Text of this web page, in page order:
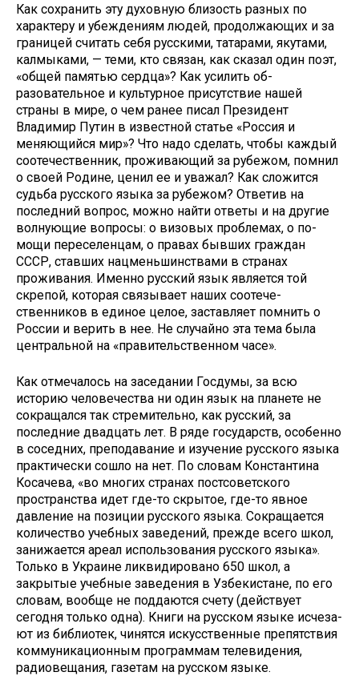
Как сохранить эту духовную бли­зость разных по
характеру и убежде­ниям людей, продолжающих и за
гра­ницей считать себя русскими, татара­ми, якутами,
калмыками, — теми, кто связан, как сказал один поэт,
«общей памятью сердца»? Как усилить об­
разовательное и культурное присут­ствие нашей
страны в мире, о чем ра­нее писал Президент
Владимир Путин в известной статье «Россия и
меняю­щийся мир»? Что надо сделать, чтобы каждый
соотечественник, проживающий за рубежом, помнил
о своей Ро­дине, ценил ее и уважал? Как сложит­ся
судьба русского языка за рубежом? Ответив на
последний вопрос, можно найти ответы и на другие
волнующие вопросы: о визовых проблемах, о по­
мощи переселенцам, о правах бывших граждан
СССР, ставших нацменьшин­ствами в странах
проживания. Именно русский язык является той
скрепой, которая связывает наших соотече­
ственников в единое целое, заставляет помнить о
России и верить в нее. Не случайно эта тема была
центральной на «правительственном часе».
Как отмечалось на заседании Гос­думы, за всю
историю человечества ни один язык на планете не
сокращал­ся так стремительно, как русский, за
последние двадцать лет. В ряде госу­дарств, особенно
в соседних, препода­вание и изучение русского языка
прак­тически сошло на нет. По словам Кон­стантина
Косачева, «во многих странах постсоветского
пространства идет где-то скрытое, где-то явное
давление на позиции русского языка. Сокращается
количество учебных заведений, пре­жде всего школ,
занижается ареал ис­пользования русского языка».
Только в Украине ликвидировано 650 школ, а
закрытые учебные заведения в Узбеки­стане, по его
словам, вообще не подда­ются счету (действует
сегодня только одна). Книги на русском языке исчеза­
ют из библиотек, чинятся искусствен­ные препятствия
коммуникационным программам телевидения,
радиовеща­ния, газетам на русском языке.